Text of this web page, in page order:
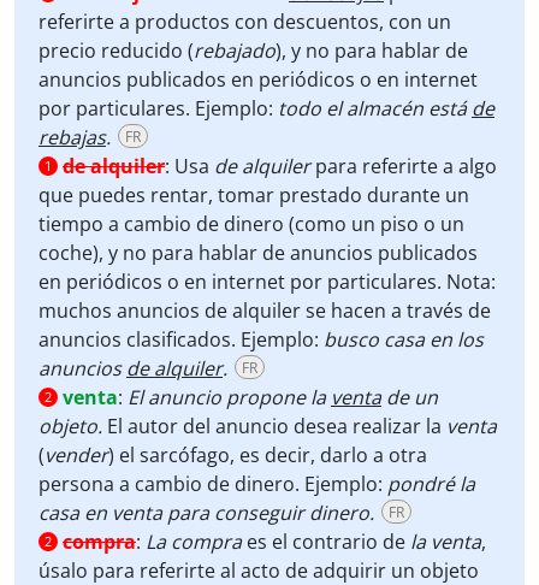
referirte a productos con descuentos, con un
precio reducido (rebajado), y no para hablar de
anuncios publicados en periódicos o en internet
por particulares. Ejemplo: todo el almacén estáde
rebajas. FR
1 de alquiler: Usa de alquilerpara referirte a algo
que puedes rentar, tomar prestado durante un
tiempo a cambio de dinero (como un piso o un
coche), y no para hablar de anuncios publicados
en periódicos o en internet por particulares. Nota:
muchos anuncios de alquiler se hacen a través de
anuncios clasificados. Ejemplo: busco casa en los
anunciosde alquiler. FR
2 venta: El anuncio propone la ventade un
objeto. El autor del anuncio desea realizar la venta
(vender) el sarcófago, es decir, darlo a otra
persona a cambio de dinero. Ejemplo: pondré la
casa en venta para conseguir dinero.
FR
2 compra: La compraes el contrario de la venta,
úsalo para referirte al acto de adquirir un objeto